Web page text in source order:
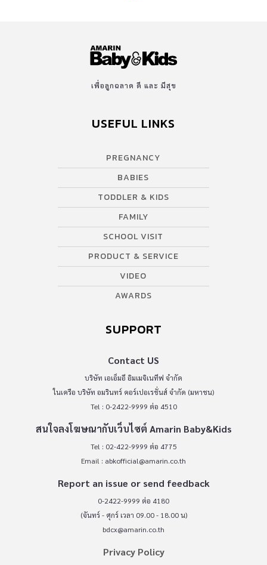
เพื่อลูกฉลาด ดี และ มีสุข
USEFUL LINKS
PREGNANCY
BABIES
TODDLER & KIDS
FAMILY
SCHOOL VISIT
PRODUCT & SERVICE
VIDEO
AWARDS
SUPPORT
Contact US
บริษัท เอเอ็มอี อิมเมจิเนทีฟ จำกัด
ในเครือ บริษัท อมรินทร์ คอร์เปอเรชั่นส์ จำกัด (มหาชน)
Tel : 0-2422-9999 ต่อ 4510
สนใจลงโฆษณากับเว็บไซต์ Amarin Baby&Kids
Tel : 02-422-9999 ต่อ 4775
Email : abkofficial@amarin.co.th
Report an issue or send feedback
0-2422-9999 ต่อ 4180
(จันทร์ - ศุกร์ เวลา 09.00 - 18.00 น)
bdcx@amarin.co.th
Privacy Policy